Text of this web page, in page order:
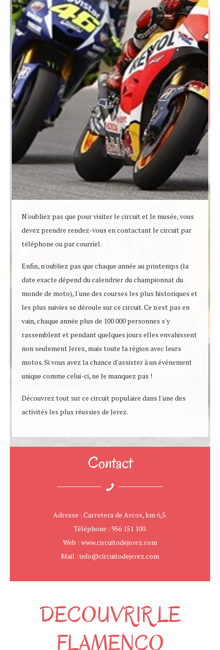
N'oubliez pas que pour visiter le circuit et le musée, vous
devez prendre rendez-vous en contactant le circuit par
téléphone ou par courriel.
Enfin, n'oubliez pas que chaque année au printemps (la
date exacte dépend du calendrier du championnat du
monde de moto), l'une des courses les plus historiques et
les plus suivies se déroule sur ce circuit. Ce n'est pas en
vain, chaque année plus de 100 000 personnes s'y
rassemblent et pendant quelques jours elles envahissent
non seulement Jerez, mais toute la région avec leurs
motos. Si vous avez la chance d'assister à un événement
unique comme celui-ci, ne le manquez pas !
Découvrez tout sur ce circuit populaire dans l'une des
activités les plus réussies de Jerez.
Contact
Adresse : Carretera de Arcos, km 6,5.
Téléphone : 956 151 100.
Web : www.circuitodejerez.com
Mail : info@circuitodejerez.com
DECOUVRIR LE
FLAMENCO